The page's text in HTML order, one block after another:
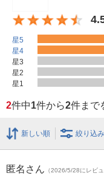
星5
星4
星3
星2
星1
2件中1件から2件まで
新しい順 絞り込み
匿名 さん （2026/5/28にレビュ